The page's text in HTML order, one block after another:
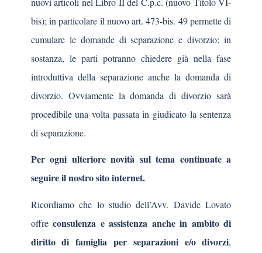
bis); in particolare il nuovo art. 473-bis. 49 permette di
cumulare le domande di separazione e divorzio; in
sostanza, le parti potranno chiedere già nella fase
introduttiva della separazione anche la domanda di
divorzio. Ovviamente la domanda di divorzio sarà
procedibile una volta passata in giudicato la sentenza
di separazione.
Per ogni ulteriore novità sul tema continuate a
seguire il nostro sito internet.
Ricordiamo che lo studio dell’Avv. Davide Lovato
offreconsulenza e assistenza anche in ambito di
diritto di famiglia per separazioni e/o divorzi,